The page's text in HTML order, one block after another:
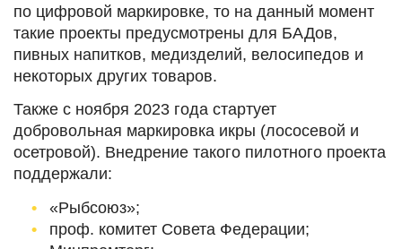
по цифровой маркировке, то на данный момент
такие проекты предусмотрены для БАДов,
пивных напитков, медизделий, велосипедов и
некоторых других товаров.
Также с ноября 2023 года стартует
добровольная маркировка икры (лососевой и
осетровой). Внедрение такого пилотного проекта
поддержали:
«Рыбсоюз»;
проф. комитет Совета Федерации;